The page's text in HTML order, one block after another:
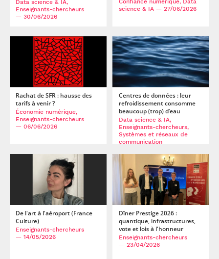
Data science & IA,
Enseignants-chercheurs
— 30/06/2026
Confiance numérique, Data
science & IA— 27/06/2026
Rachat de SFR : hausse des
tarifs à venir ?
Économie numérique,
Enseignants-chercheurs
— 06/06/2026
Centres de données : leur
refroidissement consomme
beaucoup (trop) d’eau
Data science & IA,
Enseignants-chercheurs,
Systèmes et réseaux de
communication
De l'art à l'aéroport (France
Culture)
Enseignants-chercheurs
— 14/05/2026
Dîner Prestige 2026 :
quantique, infrastructures,
vote et lois à l'honneur
Enseignants-chercheurs
— 23/04/2026